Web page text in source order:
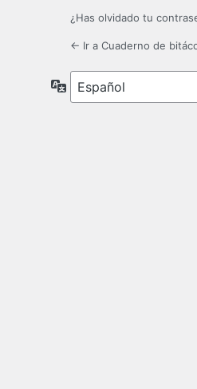
¿Has olvidado tu
← Ir a Cuaderno de
Idioma